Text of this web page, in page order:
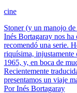
cine
Stoner (y un manojo
Inés Bortagaray nos ha
recomendó una serie.
riquísima, injustamente
1965, y, en boca de
Recientemente
presentamos un viaje
Por Inés Bortagaray